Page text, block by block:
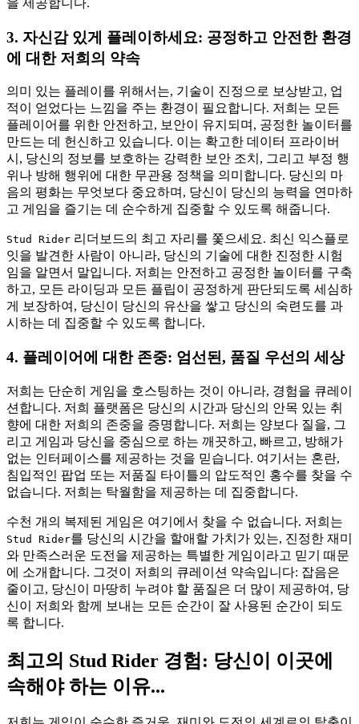
3. 자신감 있게 플레이하세요: 공정하고 안전한 환경
에 대한 저희의 약속
의미 있는 플레이를 위해서는, 기술이 진정으로 보상받고, 업
적이 얻었다는 느낌을 주는 환경이 필요합니다. 저희는 모든
플레이어를 위한 안전하고, 보안이 유지되며, 공정한 놀이터를
만드는 데 헌신하고 있습니다. 이는 확고한 데이터 프라이버
시, 당신의 정보를 보호하는 강력한 보안 조치, 그리고 부정 행
위나 방해 행위에 대한 무관용 정책을 의미합니다. 당신의 마
음의 평화는 무엇보다 중요하며, 당신이 당신의 능력을 연마하
고 게임을 즐기는 데 순수하게 집중할 수 있도록 해줍니다.
Stud Rider 리더보드의 최고 자리를 쫓으세요. 최신 익스플로
잇을 발견한 사람이 아니라, 당신의 기술에 대한 진정한 시험
임을 알면서 말입니다. 저희는 안전하고 공정한 놀이터를 구축
하고, 모든 라이딩과 모든 플립이 공정하게 판단되도록 세심하
게 보장하여, 당신이 당신의 유산을 쌓고 당신의 숙련도를 과
시하는 데 집중할 수 있도록 합니다.
4. 플레이어에 대한 존중: 엄선된, 품질 우선의 세상
저희는 단순히 게임을 호스팅하는 것이 아니라, 경험을 큐레이
션합니다. 저희 플랫폼은 당신의 시간과 당신의 안목 있는 취
향에 대한 저희의 존중을 증명합니다. 저희는 양보다 질을, 그
리고 게임과 당신을 중심으로 하는 깨끗하고, 빠르고, 방해가
없는 인터페이스를 제공하는 것을 믿습니다. 여기서는 혼란,
침입적인 팝업 또는 저품질 타이틀의 압도적인 홍수를 찾을 수
없습니다. 저희는 탁월함을 제공하는 데 집중합니다.
수천 개의 복제된 게임은 여기에서 찾을 수 없습니다. 저희는
Stud Rider를 당신의 시간을 할애할 가치가 있는, 진정한 재미
와 만족스러운 도전을 제공하는 특별한 게임이라고 믿기 때문
에 소개합니다. 그것이 저희의 큐레이션 약속입니다: 잡음은
줄이고, 당신이 마땅히 누려야 할 품질은 더 많이 제공하여, 당
신이 저희와 함께 보내는 모든 순간이 잘 사용된 순간이 되도
록 합니다.
최고의 Stud Rider 경험: 당신이 이곳에
속해야 하는 이유...